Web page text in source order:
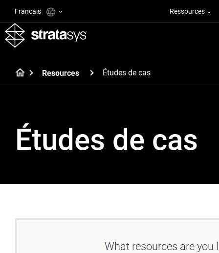
Français Ressources
Resources Études de cas
Études de cas
What resources are you